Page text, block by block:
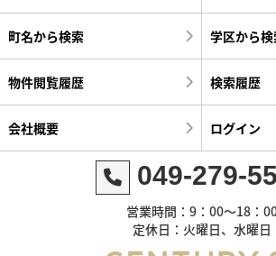
町名から検索 学区から
物件閲覧履歴 検索履歴
会社概要 ログイン
049-279-
営業時間：9：00～18：
定休日：火曜日、水曜日